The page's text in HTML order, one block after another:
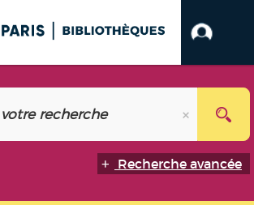
Recherche avancée